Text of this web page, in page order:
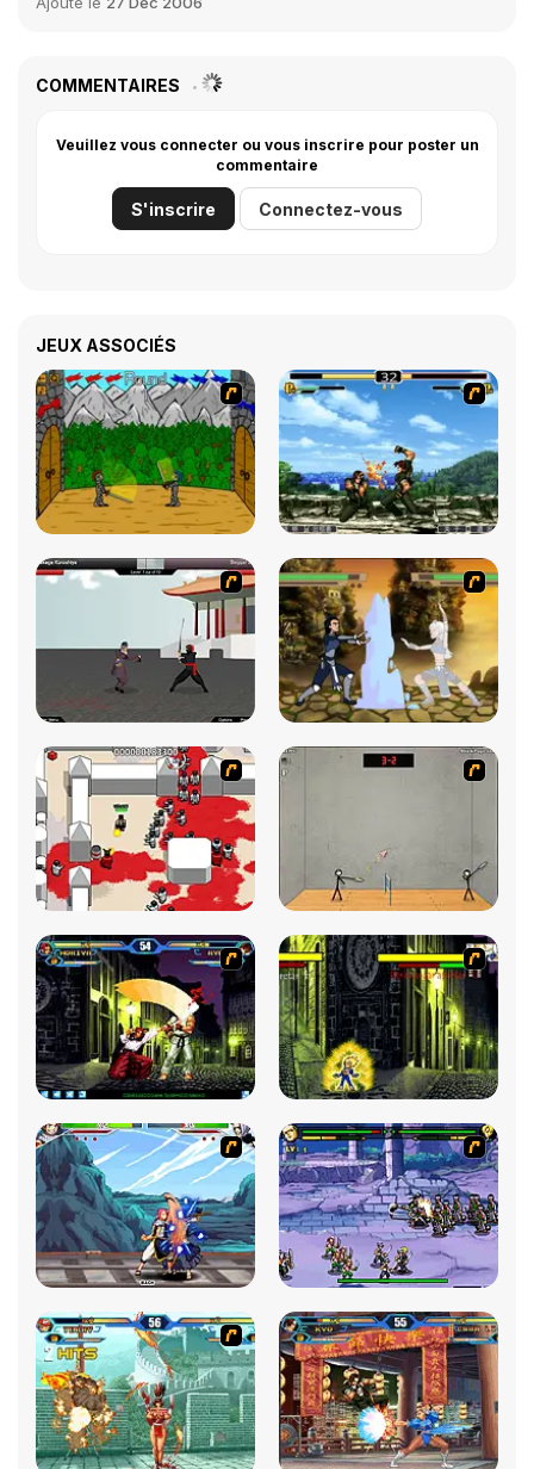
COMMENTAIRES
Veuillez vous connecter ou vous inscrire pour poster un
commentaire
S'inscrire Connectez-vous
JEUX ASSOCIÉS